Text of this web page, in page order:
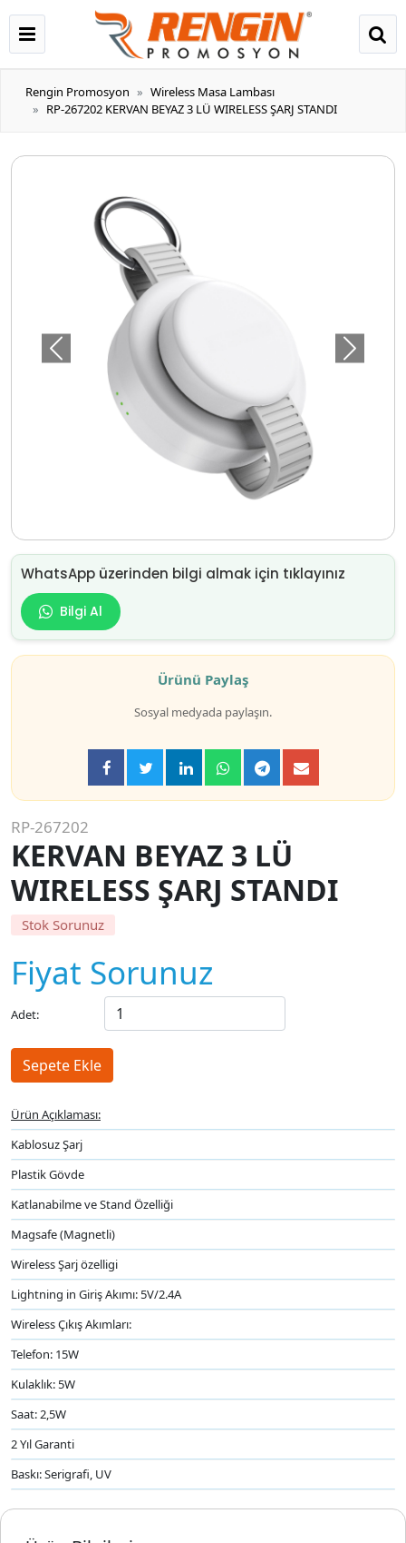
Rengin Promosyon
Wireless Masa Lambası
RP-267202 KERVAN BEYAZ 3 LÜ WIRELESS ŞARJ STANDI
Önceki Sonraki
WhatsApp üzerinden bilgi almak için tıklayınız
Bilgi Al
Ürünü Paylaş
Sosyal medyada paylaşın.
RP-267202
KERVAN BEYAZ 3 LÜ
WIRELESS ŞARJ STANDI
Stok Sorunuz
Fiyat Sorunuz
Adet:
Ürün Açıklaması:
Kablosuz Şarj
Plastik Gövde
Katlanabilme ve Stand Özelliği
Magsafe (Magnetli)
Wireless Şarj özelligi
Lightning in Giriş Akımı: 5V/2.4A
Wireless Çıkış Akımları:
Telefon: 15W
Kulaklık: 5W
Saat: 2,5W
2 Yıl Garanti
Baskı: Serigrafi, UV